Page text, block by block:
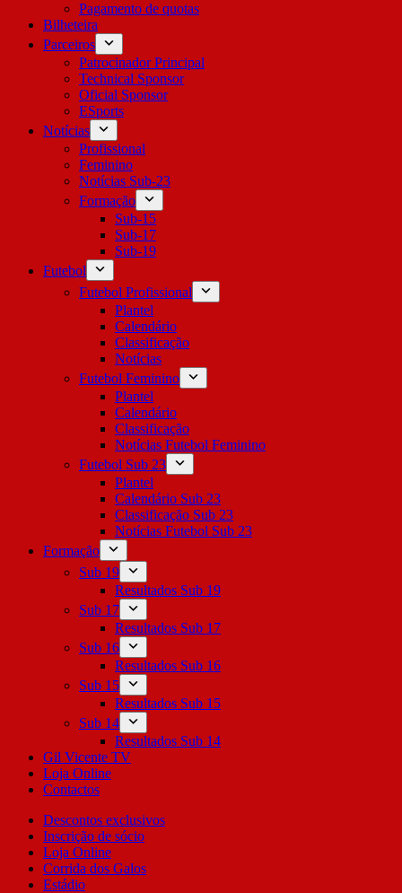
Pagamento de quotas
Bilheteira
Parceiros
Patrocinador Principal
Technical Sponsor
Oficial Sponsor
ESports
Notícias
Profissional
Feminino
Notícias Sub-23
Formação
Sub-15
Sub-17
Sub-19
Futebol
Futebol Profissional
Plantel
Calendário
Classificação
Notícias
Futebol Feminino
Plantel
Calendário
Classificação
Notícias Futebol Feminino
Futebol Sub 23
Plantel
Calendário Sub 23
Classificação Sub 23
Notícias Futebol Sub 23
Formação
Sub 19
Resultados Sub 19
Sub 17
Resultados Sub 17
Sub 16
Resultados Sub 16
Sub 15
Resultados Sub 15
Sub 14
Resultados Sub 14
Gil Vicente TV
Loja Online
Contactos
Descontos exclusivos
Inscrição de sócio
Loja Online
Corrida dos Galos
Estádio